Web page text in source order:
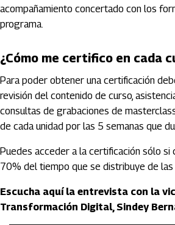
acompañamiento concertado con los
programa.
¿Cómo me certifico en cada
Para poder obtener una certificación
revisión del contenido de curso,
consultas de grabaciones de
de cada unidad por las 5 semanas que
Puedes acceder a la certificación sólo si
70% del tiempo que se distribuye de
Escucha aquí la entrevista con la
Transformación Digital, Sindey